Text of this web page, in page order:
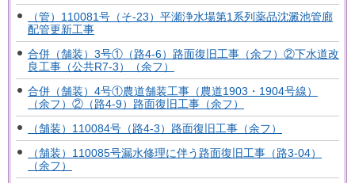
（管）110081号（そ-23）平瀬浄水場第1系列薬品沈澱池管廊
配管更新工事
合併（舗装）3号①（路4-6）路面復旧工事（余フ）②下水道改
良工事（公共R7-3）（余フ）
合併（舗装）4号①農道舗装工事（農道1903・1904号線）
（余フ）②（路4-9）路面復旧工事（余フ）
（舗装）110084号（路4-3）路面復旧工事（余フ）
（舗装）110085号漏水修理に伴う路面復旧工事（路3-04）
（余フ）